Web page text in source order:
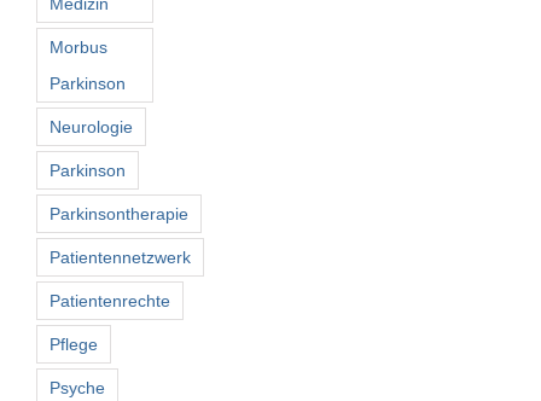
Morbus
Parkinson
Neurologie
Parkinson
Parkinsontherapie
Patientennetzwerk
Patientenrechte
Pflege
Psyche